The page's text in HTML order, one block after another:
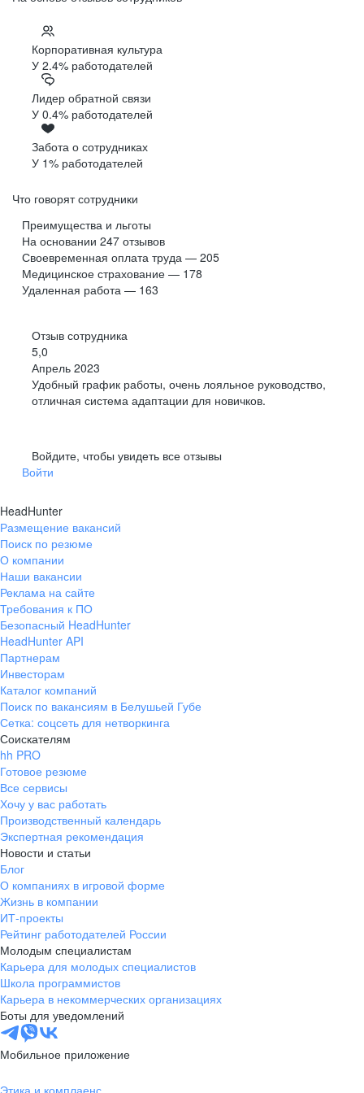
Корпоративная культура
У 2.4% работодателей
Лидер обратной связи
У 0.4% работодателей
Забота о сотрудниках
У 1% работодателей
Что говорят сотрудники
Преимущества и льготы
На основании 247 отзывов
Своевременная оплата труда — 205
Медицинское страхование — 178
Удаленная работа — 163
Отзыв сотрудника
5,0
Апрель 2023
Удобный график работы, очень лояльное руководство,
отличная система адаптации для новичков.
Войдите, чтобы увидеть все отзывы
Войти
HeadHunter
Размещение вакансий
Поиск по резюме
О компании
Наши вакансии
Реклама на сайте
Требования к ПО
Безопасный HeadHunter
HeadHunter API
Партнерам
Инвесторам
Каталог компаний
Поиск по вакансиям в Белушьей Губе
Сетка: соцсеть для нетворкинга
Соискателям
hh PRO
Готовое резюме
Все сервисы
Хочу у вас работать
Производственный календарь
Экспертная рекомендация
Новости и статьи
Блог
О компаниях в игровой форме
Жизнь в компании
ИТ-проекты
Рейтинг работодателей России
Молодым специалистам
Карьера для молодых специалистов
Школа программистов
Карьера в некоммерческих организациях
Боты для уведомлений
Мобильное приложение